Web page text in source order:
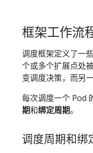
框架工作流
调度框架定义了一
个或多个扩展点处
变调度决策，而另
每次调度一个 Pod
期和绑定周期。
调度周期和绑